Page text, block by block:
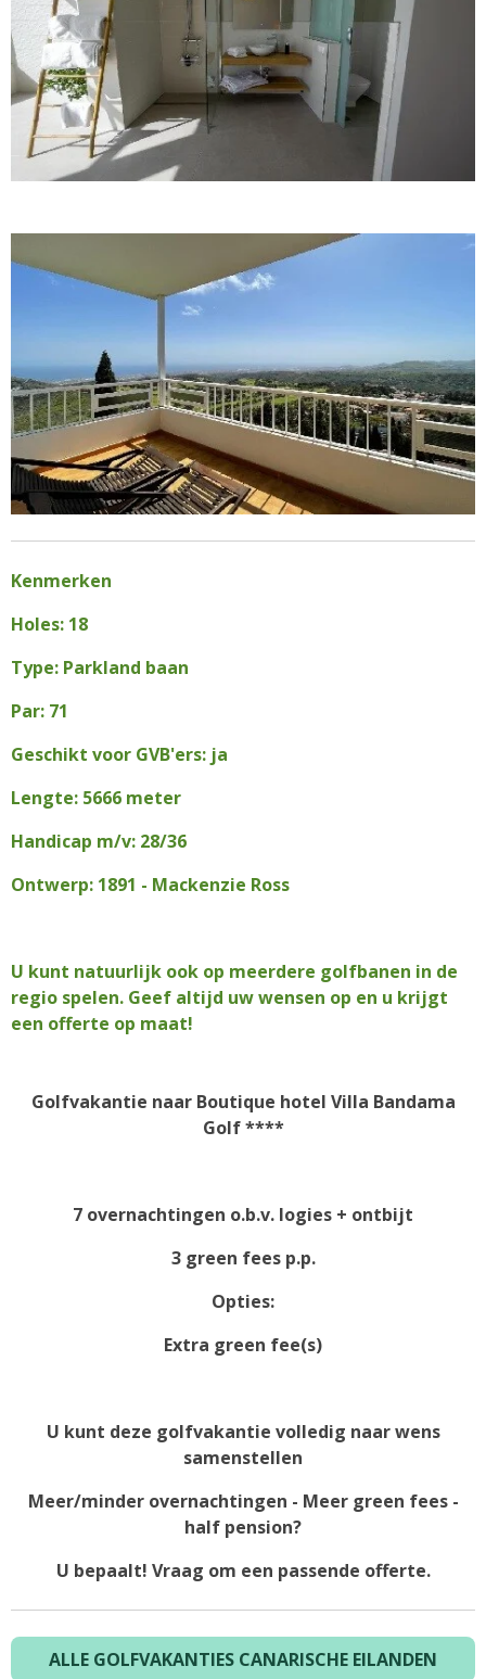
Kenmerken
Holes: 18
Type: Parkland baan
Par: 71
Geschikt voor GVB'ers: ja
Lengte: 5666 meter
Handicap m/v: 28/36
Ontwerp: 1891 - Mackenzie Ross
U kunt natuurlijk ook op meerdere golfbanen in de
regio spelen. Geef altijd uw wensen op en u krijgt
een offerte op maat!
Golfvakantie naar Boutique hotel Villa Bandama
Golf ****
7 overnachtingen o.b.v. logies + ontbijt
3 green fees p.p.
Opties:
Extra green fee(s)
U kunt deze golfvakantie volledig naar wens
samenstellen
Meer/minder overnachtingen - Meer green fees -
half pension?
U bepaalt! Vraag om een passende offerte.
ALLE GOLFVAKANTIES CANARISCHE EILANDEN